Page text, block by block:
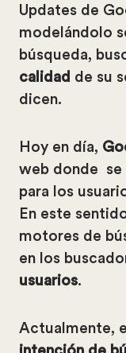
Updates de
modelándolo
búsqueda,
calidad de su
dicen.
Hoy en día,
web donde se
para los
En este
motores de
en los
usuarios.
Actualmente,